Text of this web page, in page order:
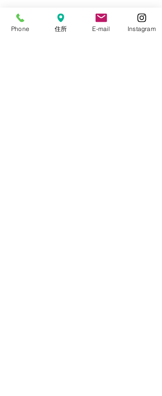
2021年アーカイブ
2020年アーカイブ
Phone 住所 E-mail Instagram